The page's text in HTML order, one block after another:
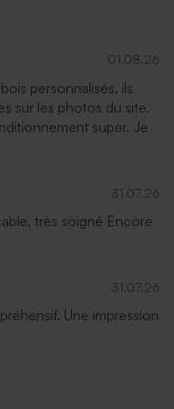
01.08.26
personnalisés, ils
sur les photos du site.
super. Je
31.07.26
très soigné Encore
31.07.26
Une impression